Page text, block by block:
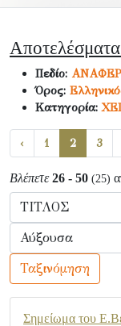
Πεδίο:
Όρος:
Κατηγορία:
‹ 1 2 3
Βλέπετε 26 - 50 (25)
Ταξινόμηση
Σημείωμα του